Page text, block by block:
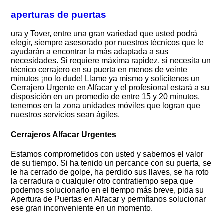
aperturas de puertas
ura y Tover, entre una gran variedad que usted podrá
elegir, siempre asesorado por nuestros técnicos que le
ayudarán a encontrar la más adaptada a sus
necesidades. Si requiere máxima rapidez, si necesita un
técnico cerrajero en su puerta en menos de veinte
minutos ¡no lo dude! Llame ya mismo y solicítenos un
Cerrajero Urgente en Alfacar y el profesional estará a su
disposición en un promedio de entre 15 y 20 minutos,
tenemos en la zona unidades móviles que logran que
nuestros servicios sean ágiles.
Cerrajeros Alfacar Urgentes
Estamos comprometidos con usted y sabemos el valor
de su tiempo. Si ha tenido un percance con su puerta, se
le ha cerrado de golpe, ha perdido sus llaves, se ha roto
la cerradura o cualquier otro contratiempo sepa que
podemos solucionarlo en el tiempo más breve, pida su
Apertura de Puertas en Alfacar y permítanos solucionar
ese gran inconveniente en un momento.